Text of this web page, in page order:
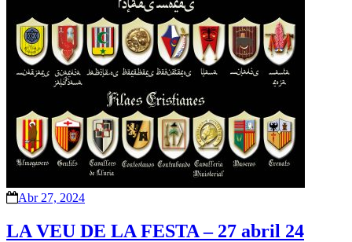
Abr 27, 2024
LA VEU DE LA FESTA – 27 abril 24